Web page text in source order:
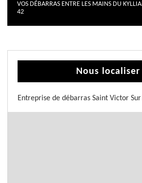
VOS DÉBARRAS ENTRE LES MAINS DU
42
Nous localiser
Entreprise de débarras Saint Victor